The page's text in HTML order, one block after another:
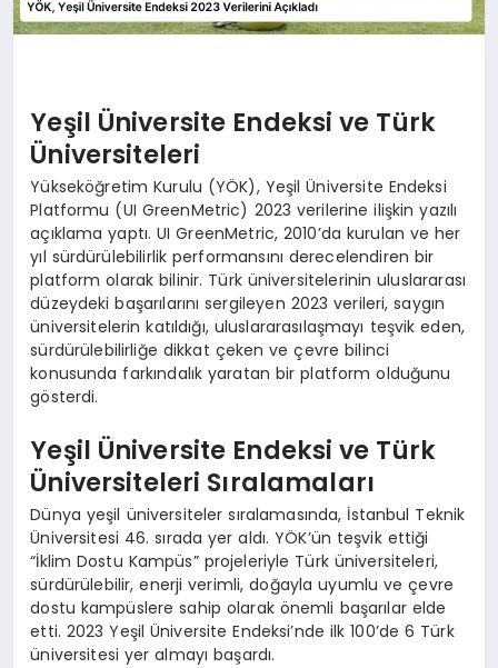
Yeşil Üniversite Endeksi ve Türk
Üniversiteleri
Yükseköğretim Kurulu (YÖK), Yeşil Üniversite Endeksi
Platformu (UI GreenMetric) 2023 verilerine ilişkin yazılı
açıklama yaptı. UI GreenMetric, 2010’da kurulan ve her
yıl sürdürülebilirlik performansını derecelendiren bir
platform olarak bilinir. Türk üniversitelerinin uluslararası
düzeydeki başarılarını sergileyen 2023 verileri, saygın
üniversitelerin katıldığı, uluslararasılaşmayı teşvik eden,
sürdürülebilirliğe dikkat çeken ve çevre bilinci
konusunda farkındalık yaratan bir platform olduğunu
gösterdi.
Yeşil Üniversite Endeksi ve Türk
Üniversiteleri Sıralamaları
Dünya yeşil üniversiteler sıralamasında, İstanbul Teknik
Üniversitesi 46. sırada yer aldı. YÖK’ün teşvik ettiği
“İklim Dostu Kampüs” projeleriyle Türk üniversiteleri,
sürdürülebilir, enerji verimli, doğayla uyumlu ve çevre
dostu kampüslere sahip olarak önemli başarılar elde
etti. 2023 Yeşil Üniversite Endeksi’nde ilk 100’de 6 Türk
üniversitesi yer almayı başardı.